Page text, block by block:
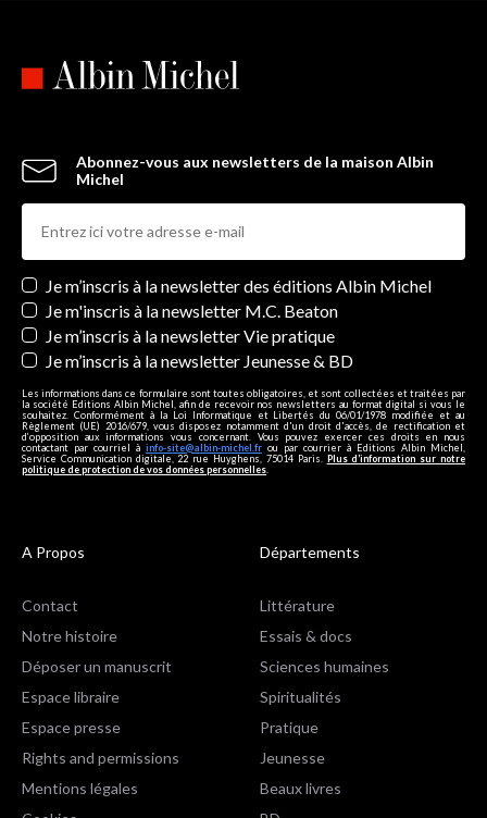
Abonnez-vous aux newsletters de la maison Albin
Michel
Newsletters
Je m’inscris à la newsletter des éditions Albin Michel
Je m'inscris à la newsletter M.C. Beaton
Je m’inscris à la newsletter Vie pratique
Je m’inscris à la newsletter Jeunesse & BD
Les informations dans ce formulaire sont toutes obligatoires, et sont collectées et traitées par
la société Editions Albin Michel, afin de recevoir nos newsletters au format digital si vous le
souhaitez. Conformément à la Loi Informatique et Libertés du 06/01/1978 modifiée et au
Règlement (UE) 2016/679, vous disposez notamment d'un droit d'accès, de rectification et
d’opposition aux informations vous concernant. Vous pouvez exercer ces droits en nous
contactant par courriel à info-site@albin-michel.fr ou par courrier à Editions Albin Michel,
Service Communication digitale, 22 rue Huyghens, 75014 Paris. Plus d’information sur notre
politique de protection de vos données personnelles
A Propos
Contact
Notre histoire
Déposer un manuscrit
Espace libraire
Espace presse
Rights and permissions
Mentions légales
Départements
Littérature
Essais & docs
Sciences humaines
Spiritualités
Pratique
Jeunesse
Beaux livres